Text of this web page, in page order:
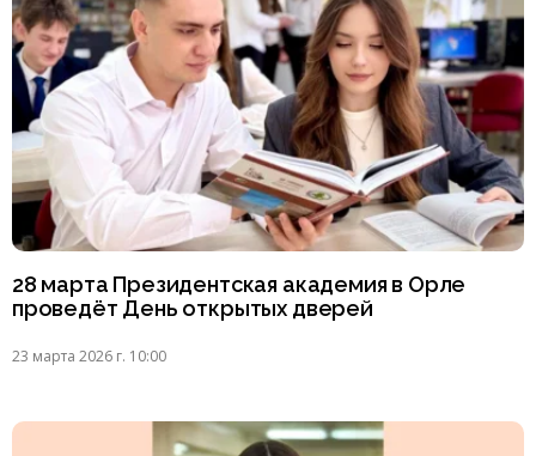
28 марта Президентская академия в Орле
проведёт День открытых дверей
23 марта 2026 г. 10:00